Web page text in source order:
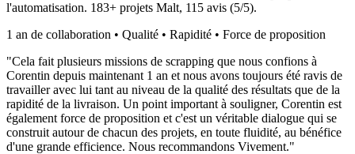
l'automatisation. 183+ projets Malt, 115 avis (5/5).
1 an de collaboration • Qualité • Rapidité • Force de proposition
"Cela fait plusieurs missions de scrapping que nous confions à
Corentin depuis maintenant 1 an et nous avons toujours été ravis de
travailler avec lui tant au niveau de la qualité des résultats que de la
rapidité de la livraison. Un point important à souligner, Corentin est
également force de proposition et c'est un véritable dialogue qui se
construit autour de chacun des projets, en toute fluidité, au bénéfice
d'une grande efficience. Nous recommandons Vivement."